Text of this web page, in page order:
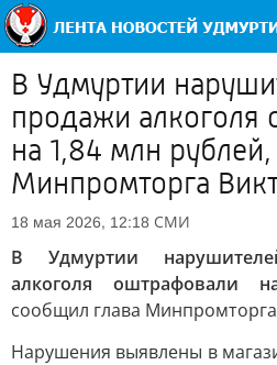
В Удмуртии
продажи алкоголя
на 1,84 млн
Минпромторга
18 мая 2026, 12:18 СМИ
В Удмуртии
алкоголя оштрафовали
сообщил глава
Нарушения выявлены в